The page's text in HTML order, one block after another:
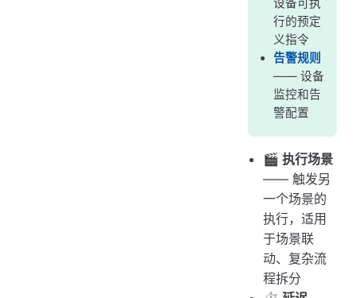
设备可执
行的预定
义指令
告警规则
—— 设备
监控和告
警配置
🎬 执行场景
—— 触发另
一个场景的
执行，适用
于场景联
动、复杂流
程拆分